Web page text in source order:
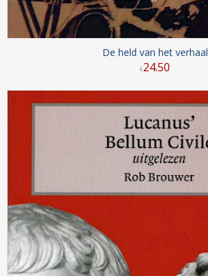
De held van het verhaal
€24.50